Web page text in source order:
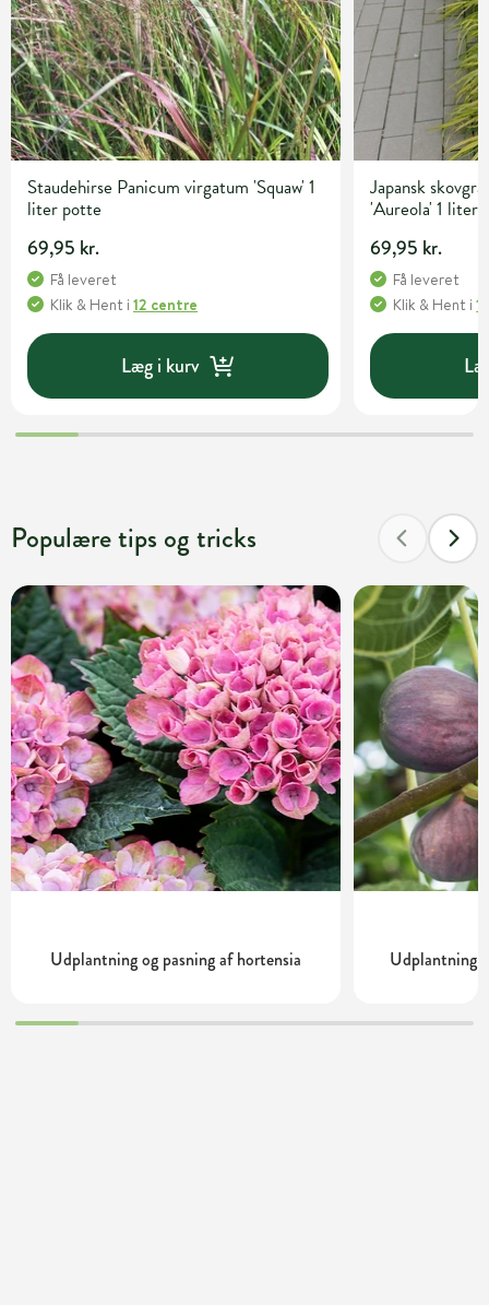
Staudehirse Panicum virgatum 'Squaw' 1
liter potte
69,95 kr.
Få leveret
Klik & Hent i 12 centre
Læg i kurv
Japansk
'Aureola' 1 liter
69,95 kr.
Få leveret
Klik & Hent i
Populære tips og tricks
Udplantning og pasning af hortensia Udplantning